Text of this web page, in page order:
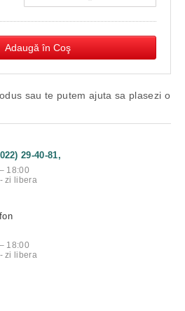
în Coş
sau te putem ajuta sa plasezi o
29-40-81,
18:00
zi libera
18:00
zi libera